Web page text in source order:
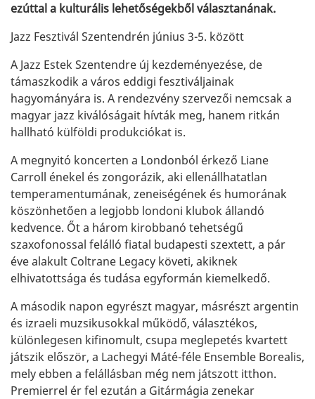
ezúttal a kulturális lehetőségekből választanának.
Jazz Fesztivál Szentendrén június 3-5. között
A Jazz Estek Szentendre új kezdeményezése, de
támaszkodik a város eddigi fesztiváljainak
hagyományára is. A rendezvény szervezői nemcsak a
magyar jazz kiválóságait hívták meg, hanem ritkán
hallható külföldi produkciókat is.
A megnyitó koncerten a Londonból érkező Liane
Carroll énekel és zongorázik, aki ellenállhatatlan
temperamentumának, zeneiségének és humorának
köszönhetően a legjobb londoni klubok állandó
kedvence. Őt a három kirobbanó tehetségű
szaxofonossal felálló fiatal budapesti szextett, a pár
éve alakult Coltrane Legacy követi, akiknek
elhivatottsága és tudása egyformán kiemelkedő.
A második napon egyrészt magyar, másrészt argentin
és izraeli muzsikusokkal működő, választékos,
különlegesen kifinomult, csupa meglepetés kvartett
játszik először, a Lachegyi Máté-féle Ensemble Borealis,
mely ebben a felállásban még nem játszott itthon.
Premierrel ér fel ezután a Gitármágia zenekar